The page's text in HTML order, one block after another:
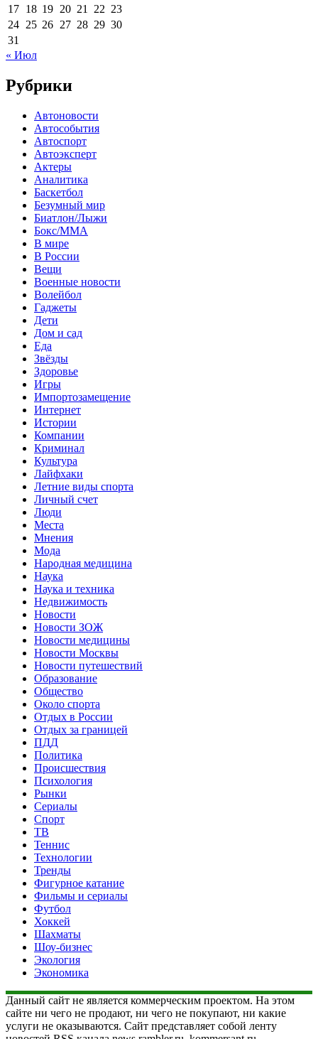
17 18 19 20 21 22 23
24 25 26 27 28 29 30
31
« Июл
Рубрики
Автоновости
Автособытия
Автоспорт
Автоэксперт
Актеры
Аналитика
Баскетбол
Безумный мир
Биатлон/Лыжи
Бокс/MMA
В мире
В России
Вещи
Военные новости
Волейбол
Гаджеты
Дети
Дом и сад
Еда
Звёзды
Здоровье
Игры
Импортозамещение
Интернет
Истории
Компании
Криминал
Культура
Лайфхаки
Летние виды спорта
Личный счет
Люди
Места
Мнения
Мода
Народная медицина
Наука
Наука и техника
Недвижимость
Новости
Новости ЗОЖ
Новости медицины
Новости Москвы
Новости путешествий
Образование
Общество
Около спорта
Отдых в России
Отдых за границей
ПДД
Политика
Происшествия
Психология
Рынки
Сериалы
Спорт
ТВ
Теннис
Технологии
Тренды
Фигурное катание
Фильмы и сериалы
Футбол
Хоккей
Шахматы
Шоу-бизнес
Экология
Экономика
Данный сайт не является коммерческим проектом. На этом
сайте ни чего не продают, ни чего не покупают, ни какие
услуги не оказываются. Сайт представляет собой ленту